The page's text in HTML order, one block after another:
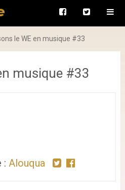
le WE en musique #33
musique #33
: Alouqua